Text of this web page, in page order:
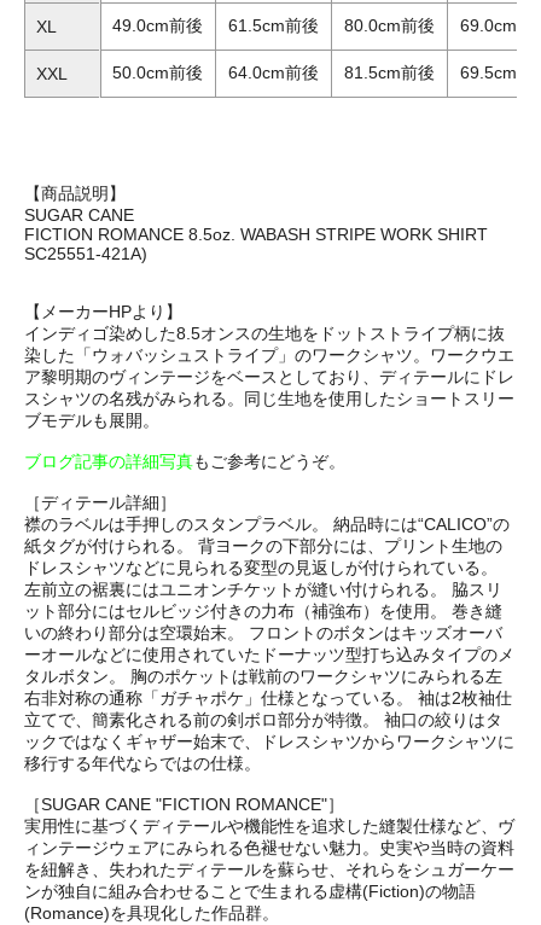
XL 49.0cm前後 61.5cm前後 80.0cm前後 69.0cm前
XXL 50.0cm前後 64.0cm前後 81.5cm前後 69.5cm前
【商品説明】
SUGAR CANE
FICTION ROMANCE 8.5oz. WABASH STRIPE WORK SHIRT
SC25551-421A)
【メーカーHPより】
インディゴ染めした8.5オンスの生地をドットストライプ柄に抜
染した「ウォバッシュストライプ」のワークシャツ。ワークウエ
ア黎明期のヴィンテージをベースとしており、ディテールにドレ
スシャツの名残がみられる。同じ生地を使用したショートスリー
ブモデルも展開。
ブログ記事の詳細写真もご参考にどうぞ。
［ディテール詳細］
襟のラベルは手押しのスタンプラベル。 納品時には“CALICO”の
紙タグが付けられる。 背ヨークの下部分には、プリント生地の
ドレスシャツなどに見られる変型の見返しが付けられている。
左前立の裾裏にはユニオンチケットが縫い付けられる。 脇スリ
ット部分にはセルビッジ付きの力布（補強布）を使用。 巻き縫
いの終わり部分は空環始末。 フロントのボタンはキッズオーバ
ーオールなどに使用されていたドーナッツ型打ち込みタイプのメ
タルボタン。 胸のポケットは戦前のワークシャツにみられる左
右非対称の通称「ガチャポケ」仕様となっている。 袖は2枚袖仕
立てで、簡素化される前の剣ボロ部分が特徴。 袖口の絞りはタ
ックではなくギャザー始末で、ドレスシャツからワークシャツに
移行する年代ならではの仕様。
［SUGAR CANE "FICTION ROMANCE"］
実用性に基づくディテールや機能性を追求した縫製仕様など、ヴ
ィンテージウェアにみられる色褪せない魅力。史実や当時の資料
を紐解き、失われたディテールを蘇らせ、それらをシュガーケー
ンが独自に組み合わせることで生まれる虚構(Fiction)の物語
(Romance)を具現化した作品群。